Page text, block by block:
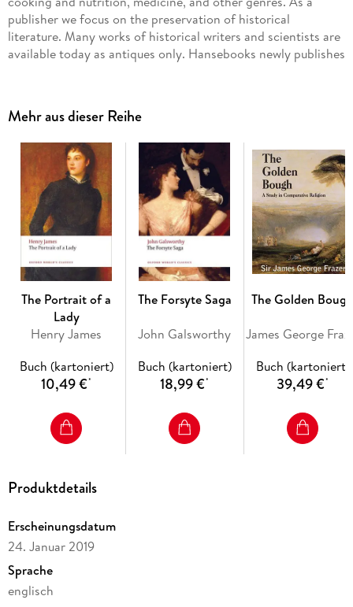
publisher we focus on the preservation of historical
literature. Many works of historical writers and scientists are
available today as antiques only. Hansebooks newly publishes
Mehr aus dieser Reihe
The Portrait of a
Lady
Henry James
Buch (kartoniert)
10,49 €*
The Forsyte Saga
John Galsworthy
Buch (kartoniert)
18,99 €*
The Golden
Buch (kartoniert)
39,49 €*
Produktdetails
Erscheinungsdatum
24. Januar 2019
Sprache
englisch